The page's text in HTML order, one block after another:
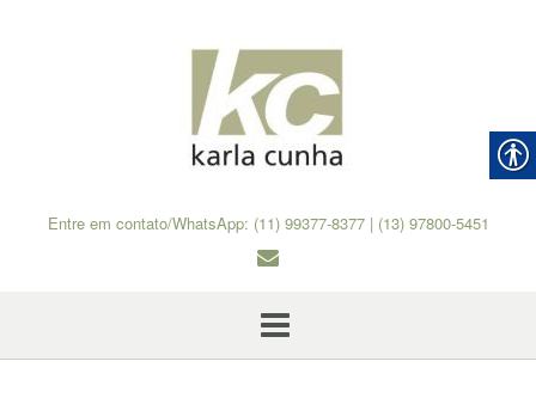
Entre em contato/WhatsApp: (11) 99377-8377 | (13) 97800-5451